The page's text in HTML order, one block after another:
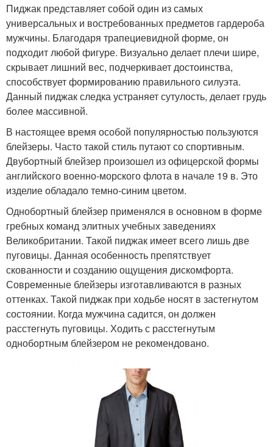
Пиджак представляет собой один из самых
универсальных и востребованных предметов гардероба
мужчины. Благодаря трапециевидной форме, он
подходит любой фигуре. Визуально делает плечи шире,
скрывает лишний вес, подчеркивает достоинства,
способствует формированию правильного силуэта.
Данный пиджак следка устраняет сутулость, делает грудь
более массивной.
В настоящее время особой популярностью пользуются
блейзеры. Часто такой стиль путают со спортивным.
Двубортный блейзер произошел из офицерской формы
английского военно-морского флота в начале 19 в. Это
изделие обладало темно-синим цветом.
Однобортный блейзер применялся в основном в форме
гребных команд элитных учебных заведениях
Великобритании. Такой пиджак имеет всего лишь две
пуговицы. Данная особенность препятствует
скованности и созданию ощущения дискомфорта.
Современные блейзеры изготавливаются в разных
оттенках. Такой пиджак при ходьбе носят в застегнутом
состоянии. Когда мужчина садится, он должен
расстегнуть пуговицы. Ходить с расстегнутым
однобортным блейзером не рекомендовано.